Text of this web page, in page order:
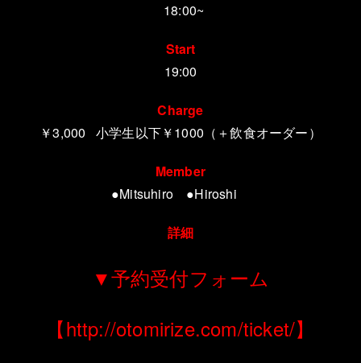
18:00~
Start
19:00
Charge
￥3,000 小学生以下￥1000（＋飲食オーダー）
Member
●Mitsuhiro ●Hiroshi
詳細
▼予約受付フォーム
【http://otomirize.com/ticket/】